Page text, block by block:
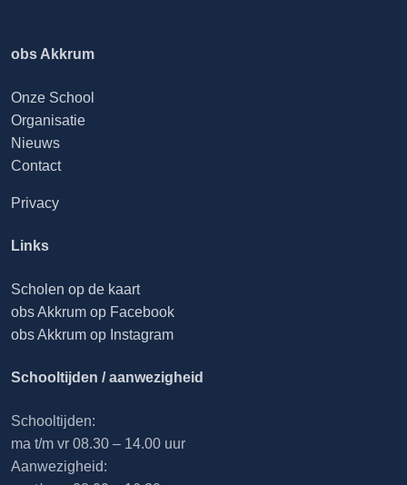
obs Akkrum
Onze School
Organisatie
Nieuws
Contact
Privacy
Links
Scholen op de kaart
obs Akkrum op Facebook
obs Akkrum op Instagram
Schooltijden / aanwezigheid
Schooltijden:
ma t/m vr 08.30 – 14.00 uur
Aanwezigheid: